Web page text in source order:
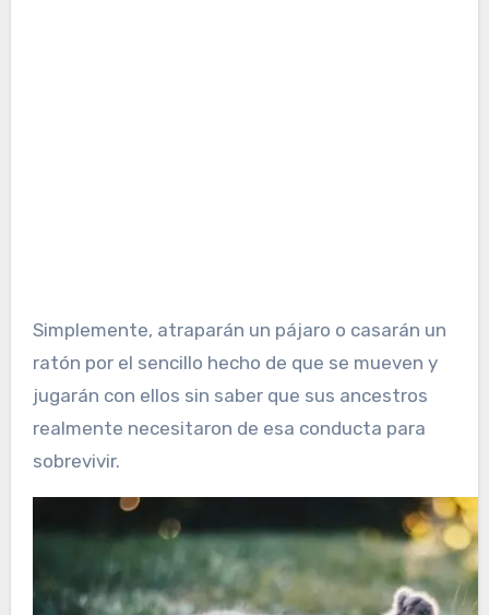
Simplemente, atraparán un pájaro o casarán un
ratón por el sencillo hecho de que se mueven y
jugarán con ellos sin saber que sus ancestros
realmente necesitaron de esa conducta para
sobrevivir.